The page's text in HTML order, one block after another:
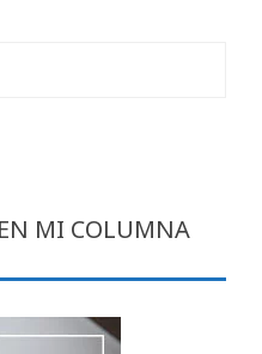
EN MI COLUMNA